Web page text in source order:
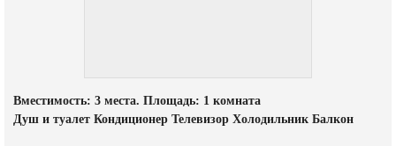
Вместимость: 3 места. Площадь: 1 комната
Душ и туалет Кондиционер Телевизор Холодильник Балкон